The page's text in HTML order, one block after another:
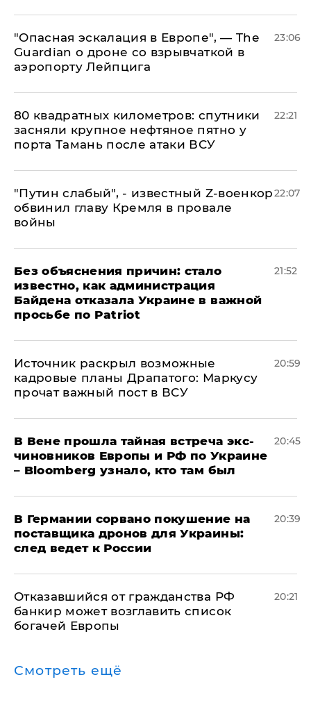
"Опасная эскалация в Европе", — The
Guardian о дроне со взрывчаткой в
аэропорту Лейпцига
23:06
80 квадратных километров: спутники
засняли крупное нефтяное пятно у
порта Тамань после атаки ВСУ
22:21
​"Путин слабый", - известный Z-военкор
обвинил главу Кремля в провале
войны
22:07
Без объяснения причин: стало
известно, как администрация
Байдена отказала Украине в важной
просьбе по Patriot
21:52
​Источник раскрыл возможные
кадровые планы Драпатого: Маркусу
прочат важный пост в ВСУ
20:59
В Вене прошла тайная встреча экс-
чиновников Европы и РФ по Украине
– Bloomberg узнало, кто там был
20:45
​В Германии сорвано покушение на
поставщика дронов для Украины:
след ведет к России
20:39
Отказавшийся от гражданства РФ
банкир может возглавить список
богачей Европы
20:21
Смотреть ещё